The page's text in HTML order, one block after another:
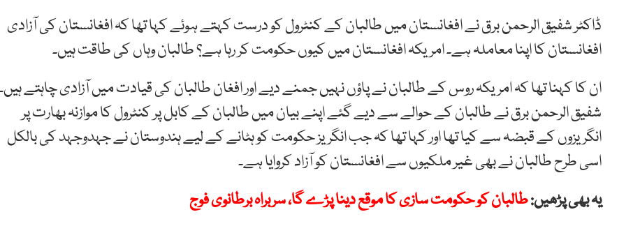
ڈاکٹر شفیق الرحمن برق نے افغانستان میں طالبان کے کنٹرول کو درست کہتے ہوئے کہا تھا کہ افغانستان کی آزادی
افغانستان کا اپنا معاملہ ہے۔ امریکہ افغانستان میں کیوں حکومت کر رہا ہے؟ طالبان وہاں کی طاقت ہیں۔
ان کا کہنا تھا کہ امریکہ روس کے طالبان نے پاؤں نہیں جمنے دیے اور افغان طالبان کی قیادت میں آزادی چاہتے
شفیق الرحمن برق نے طالبان کے حوالے سے دیے گئے اپنے بیان میں طالبان کے کابل پر کنٹرول کا موازنہ بھارت پر
انگریزوں کے قبضہ سے کیا تھا اور کہا تھا کہ جب انگریز حکومت کو ہٹانے کے لیے ہندوستان نے جہدوجہد کی بالکل
اسی طرح طالبان نے بھی غیر ملکیوں سے افغانستان کو آزاد کروایا ہے۔
یہ بھی پڑھیں:طالبان کو حکومت سازی کا موقع دینا پڑے گا، سربراہ برطانوی فوج